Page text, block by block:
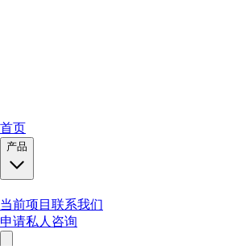
首页
产品
当前项目 联系我们
申请私人咨询